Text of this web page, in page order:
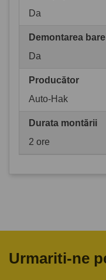
Da
Demontarea
Da
Producător
Auto-Hak
Durata montării
2 ore
Urmariti-ne